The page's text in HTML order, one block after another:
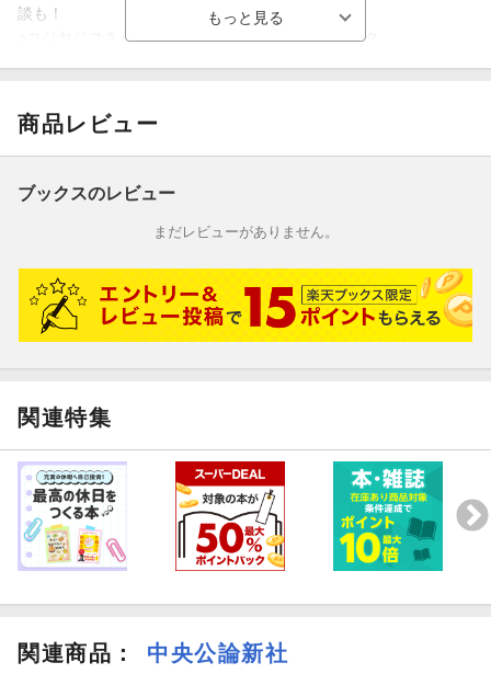
談も！
○コジヤジコさんの回文、はらだ有彩さんのコミック、
わずか80ページに、
たくさんの「物語と出会うきっかけ」を詰め込みました。
親しみやすく手に取りやすく、
毎月、「豊かな1時間」をあなたと共に
ーーそんな小さな文芸誌です。
【中央公論新社創業140周年記念】
【期間限定復刊！】
商品レビュー
ブックスのレビュー
まだレビューがありません。
関連特集
関連商品 ： 中央公論新社